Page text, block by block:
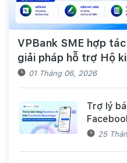
VPBank SME hợp
giải pháp hỗ trợ Hộ
nghiệp tiếp cận
hóa đơn điện tử hiệu
01 Tháng 06, 2026
Trợ lý
có mặt
25